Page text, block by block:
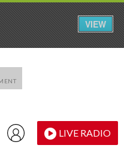
LIVE RADIO
VIEW